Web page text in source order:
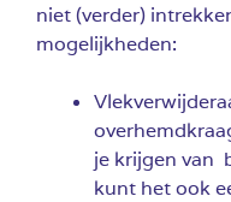
niet (verder)
mogelijkheden:
je krijgen van
kunt het ook